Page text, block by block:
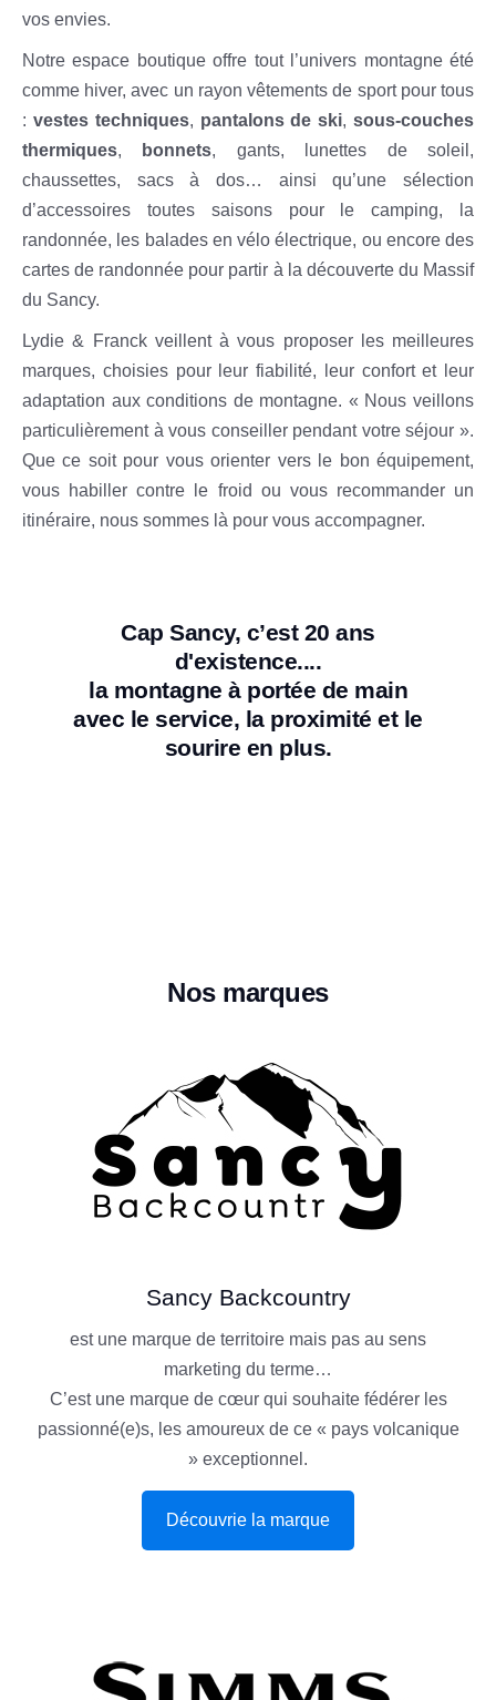
vos envies.
Notre espace boutique offre tout l’univers montagne été
comme hiver, avec un rayon vêtements de sport pour tous
: vestes techniques, pantalons de ski,sous-couches
thermiques, bonnets, gants, lunettes de soleil,
chaussettes, sacs à dos… ainsi qu’une sélection
d’accessoires toutes saisons pour le camping, la
randonnée, les balades en vélo électrique, ou encore des
cartes de randonnée pour partir à la découverte du Massif
du Sancy.
Lydie & Franck veillent à vous proposer les meilleures
marques, choisies pour leur fiabilité, leur confort et leur
adaptation aux conditions de montagne. « Nous veillons
particulièrement à vous conseiller pendant votre séjour ».
Que ce soit pour vous orienter vers le bon équipement,
vous habiller contre le froid ou vous recommander un
itinéraire, nous sommes là pour vous accompagner.
Cap Sancy, c’est 20 ans
d'existence....
la montagne à portée de main
avec le service, la proximité et le
sourire en plus.
Nos marques
Sancy Backcountry
est une marque de territoire mais pas au sens
marketing du terme…
C’est une marque de cœur qui souhaite fédérer les
passionné(e)s, les amoureux de ce « pays volcanique
» exceptionnel.
Découvrie la marque